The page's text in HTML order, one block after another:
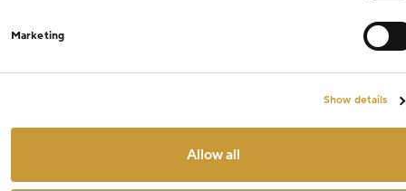
Marketing
Show details
Allow all